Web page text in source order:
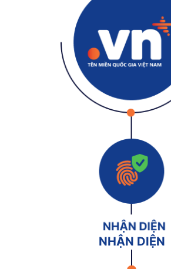
NHẬN DIỆN